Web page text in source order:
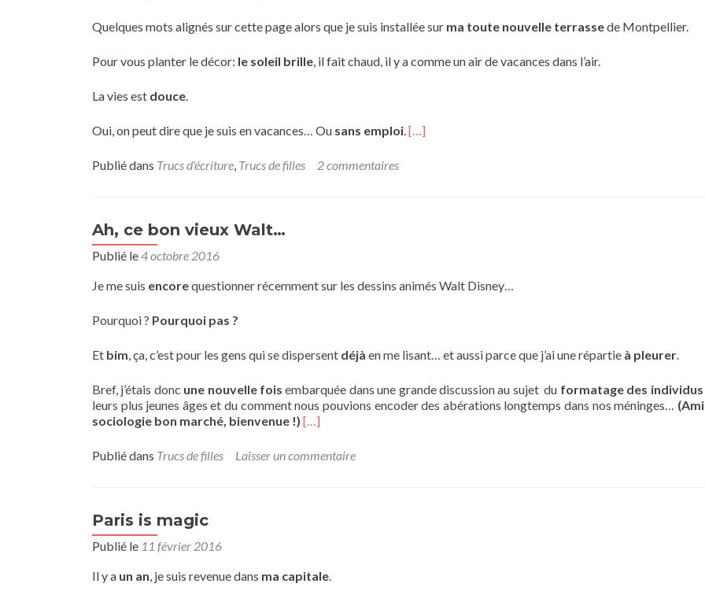
Quelques mots alignés sur cette page alors que je suis installée sur ma toute nouvelle terrassede Montpellier.
Pour vous planter le décor: le soleil brille, il fait chaud, il y a comme un air de vacances dans l’air.
La vies est douce.
Oui, on peut dire que je suis en vacances… Ou sans emploi.[…]
Publié dans Trucs d'écriture, Trucs de filles 2 commentaires
Ah, ce bon vieux Walt…
Publié le4 octobre 2016
Je me suis encorequestionner récemment sur les dessins animés Walt Disney…
Pourquoi ? Pourquoi pas ?
Et bim, ça, c’est pour les gens qui se dispersent déjà en me lisant… et aussi parce que j’ai une répartie à pleurer.
Bref, j’étais donc une nouvelle fois embarquée dans une grande discussion au sujet du formatage des individus
leurs plus jeunes âges et du comment nous pouvions encoder des abérations longtemps dans nos méninges…
sociologie bon marché, bienvenue !) […]
Publié dans Trucs de filles Laisser un commentaire
Paris is magic
Publié le 11 février 2016
Il y a un an, je suis revenue dans ma capitale.